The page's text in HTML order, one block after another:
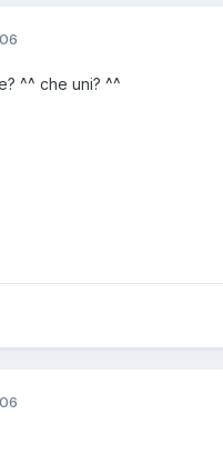
^^ che uni? ^^